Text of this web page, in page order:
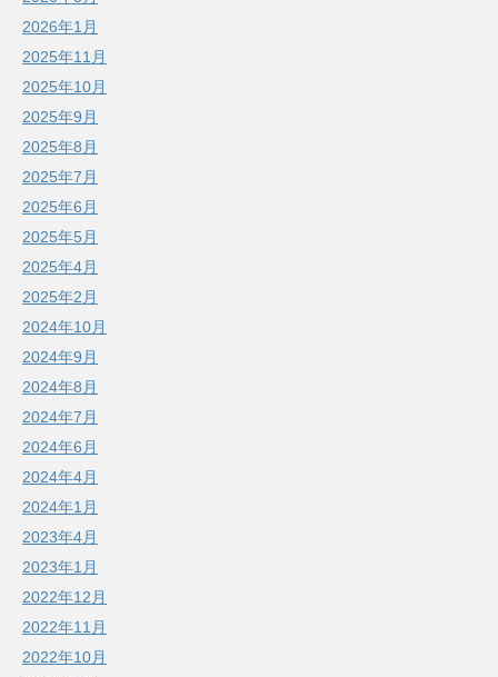
2026年1月
2025年11月
2025年10月
2025年9月
2025年8月
2025年7月
2025年6月
2025年5月
2025年4月
2025年2月
2024年10月
2024年9月
2024年8月
2024年7月
2024年6月
2024年4月
2024年1月
2023年4月
2023年1月
2022年12月
2022年11月
2022年10月